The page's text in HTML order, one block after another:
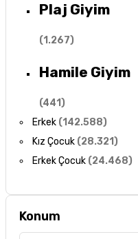
Plaj Giyim
(1.267)
Hamile Giyim
(441)
Erkek (142.588)
Kız Çocuk (28.321)
Erkek Çocuk (24.468)
Konum